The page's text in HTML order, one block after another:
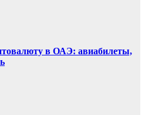
в ОАЭ: авиабилеты,